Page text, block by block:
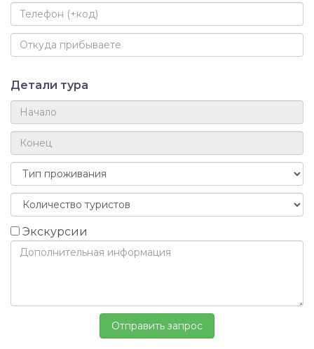
Детали тура
Экскурсии